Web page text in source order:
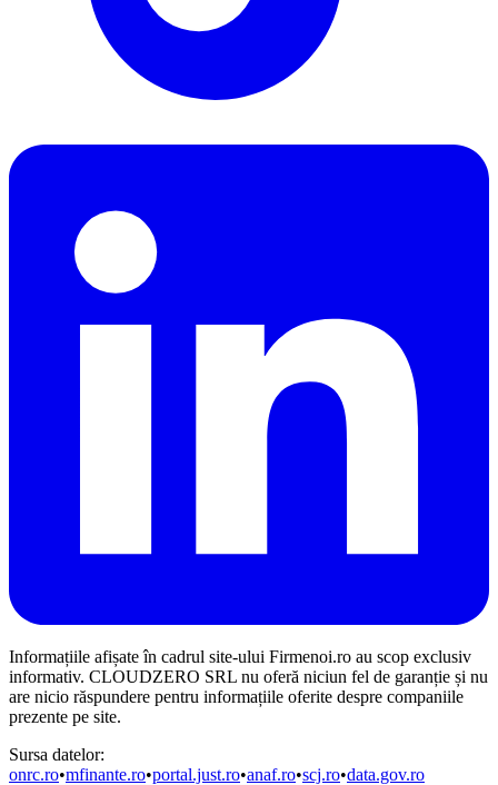
Informațiile afișate în cadrul site-ului Firmenoi.ro au scop exclusiv
informativ. CLOUDZERO SRL nu oferă niciun fel de garanție și nu
are nicio răspundere pentru informațiile oferite despre companiile
prezente pe site.
Sursa datelor:
onrc.ro•mfinante.ro•portal.just.ro•anaf.ro•scj.ro•data.gov.ro